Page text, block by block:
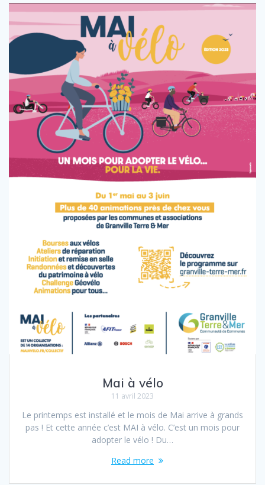
Mai à vélo
11 avril 2023
Le printemps est installé et le mois de Mai arrive à grands
pas ! Et cette année c’est MAI à vélo. C’est un mois pour
adopter le vélo ! Du…
Read more